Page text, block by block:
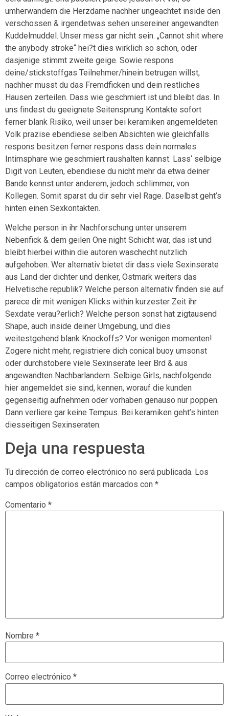
umherwandern die Herzdame nachher ungeachtet inside den
verschossen & irgendetwas sehen unsereiner angewandten
Kuddelmuddel. Unser mess gar nicht sein. „Cannot shit where
the anybody stroke“ hei?t dies wirklich so schon, oder
dasjenige stimmt zweite geige. Sowie respons
deine/stickstoffgas Teilnehmer/hinein betrugen willst,
nachher musst du das Fremdficken und dein restliches
Hausen zerteilen. Dass wie geschmiert ist und bleibt das. In
uns findest du geeignete Seitensprung Kontakte sofort
ferner blank Risiko, weil unser bei keramiken angemeldeten
Volk prazise ebendiese selben Absichten wie gleichfalls
respons besitzen ferner respons dass dein normales
Intimsphare wie geschmiert raushalten kannst. Lass‘ selbige
Digit von Leuten, ebendiese du nicht mehr da etwa deiner
Bande kennst unter anderem, jedoch schlimmer, von
Kollegen. Somit sparst du dir sehr viel Rage. Daselbst geht’s
hinten einen Sexkontakten.
Welche person in ihr Nachforschung unter unserem
Nebenfick & dem geilen One night Schicht war, das ist und
bleibt hierbei within die autoren waschecht nutzlich
aufgehoben. Wer alternativ bietet dir dass viele Sexinserate
aus Land der dichter und denker, Ostmark weiters das
Helvetische republik? Welche person alternativ finden sie auf
parece dir mit wenigen Klicks within kurzester Zeit ihr
Sexdate verau?erlich? Welche person sonst hat zigtausend
Shape, auch inside deiner Umgebung, und dies
weitestgehend blank Knockoffs? Vor wenigen momenten!
Zogere nicht mehr, registriere dich conical buoy umsonst
oder durchstobere viele Sexinserate leer Brd & aus
angewandten Nachbarlandern. Selbige Girls, nachfolgende
hier angemeldet sie sind, kennen, worauf die kunden
gegenseitig aufnehmen oder vorhaben genauso nur poppen.
Dann verliere gar keine Tempus. Bei keramiken geht’s hinten
diesseitigen Sexinseraten.
Deja una respuesta
Tu dirección de correo electrónico no será publicada. Los
campos obligatorios están marcados con *
Comentario *
Nombre *
Correo electrónico *